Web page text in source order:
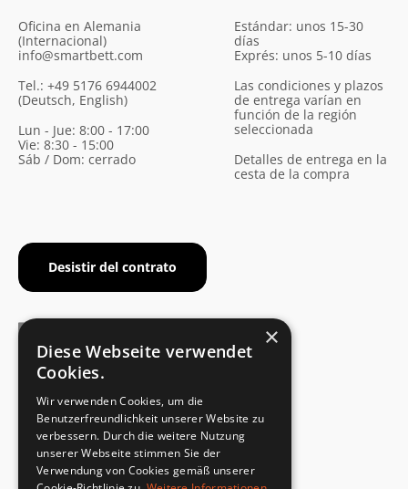
Oficina en Alemania
(Internacional)
info@smartbett.com
Tel.: +49 5176 6944002
(Deutsch, English)
Lun - Jue: 8:00 - 17:00
Vie: 8:30 - 15:00
Sáb / Dom: cerrado
Desistir del contrato
Estándar: unos 15-30
días
Exprés: unos 5-10 días
Las condiciones y plazos
de entrega varían en
función de la región
seleccionada
Detalles de entrega en la
cesta de la compra
Cumplimiento de la norma de seguridad
DEVOLUCIONES RÁPIDAS Y SENCILLAS
Servicio de devoluciones
×
Diese Webseite verwendet
Cookies.
Wir verwenden Cookies, um die
Benutzerfreundlichkeit unserer Website zu
verbessern. Durch die weitere Nutzung
unserer Webseite stimmen Sie der
Verwendung von Cookies gemäß unserer